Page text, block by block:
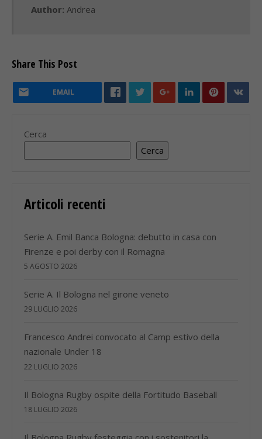
Author: Andrea
Share This Post
EMAIL
Cerca
Cerca
Articoli recenti
Serie A. Emil Banca Bologna: debutto in casa con
Firenze e poi derby con il Romagna
5 AGOSTO 2026
Serie A. Il Bologna nel girone veneto
29 LUGLIO 2026
Francesco Andrei convocato al Camp estivo della
nazionale Under 18
22 LUGLIO 2026
Il Bologna Rugby ospite della Fortitudo Baseball
18 LUGLIO 2026